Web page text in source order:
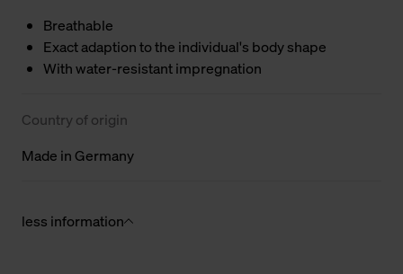
Breathable
Exact adaption to the individual's body shape
With water-resistant impregnation
Country of origin
Made in Germany
less information